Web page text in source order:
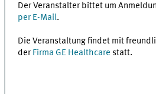
Der Veranstalter bittet um
per E-Mail.
Die Veranstaltung findet mit
der Firma GE Healthcare statt.